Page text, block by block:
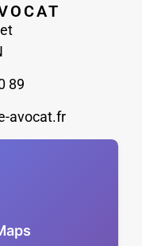
89
avocat.fr